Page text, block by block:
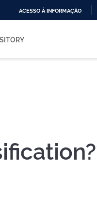
ACESSO À INFORMAÇÃO